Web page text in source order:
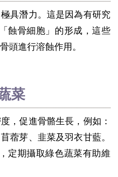
具潛力。這是因為有研究
蝕骨細胞」的形成，這些
頭進行溶蝕作用。
菜
，促進骨骼生長，例如：
蓿芽、韭菜及羽衣甘藍。
，定期攝取綠色蔬菜有助維